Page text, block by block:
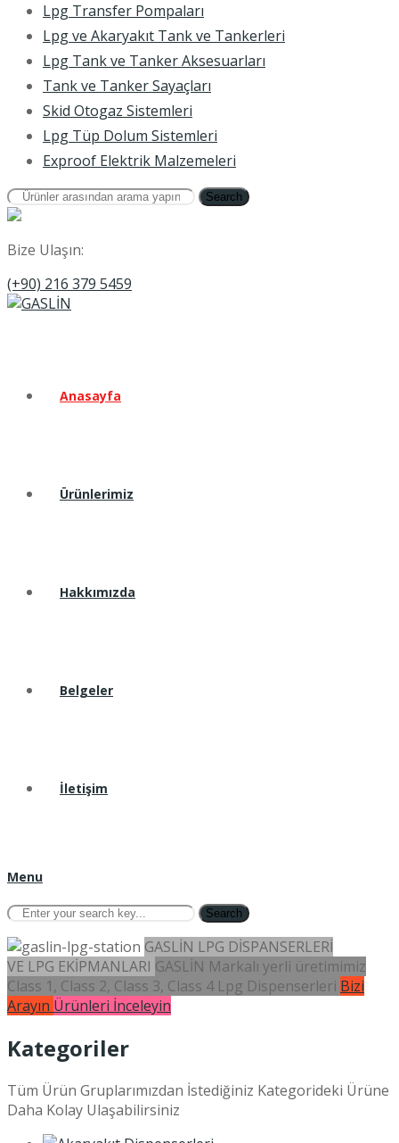
Lpg Transfer Pompaları
Lpg ve Akaryakıt Tank ve Tankerleri
Lpg Tank ve Tanker Aksesuarları
Tank ve Tanker Sayaçları
Skid Otogaz Sistemleri
Lpg Tüp Dolum Sistemleri
Exproof Elektrik Malzemeleri
Search
Bize Ulaşın:
(+90) 216 379 5459
Anasayfa
Ürünlerimiz
Hakkımızda
Belgeler
İletişim
Menu
Search
GASLİN LPG DİSPANSERLERİ
VE LPG EKİPMANLARI GASLİN Markalı yerli üretimimiz
Class 1, Class 2, Class 3, Class 4 Lpg Dispenserleri Bizi
Arayın Ürünleri İnceleyin
Kategoriler
Tüm Ürün Gruplarımızdan İstediğiniz Kategorideki Ürüne
Daha Kolay Ulaşabilirsiniz